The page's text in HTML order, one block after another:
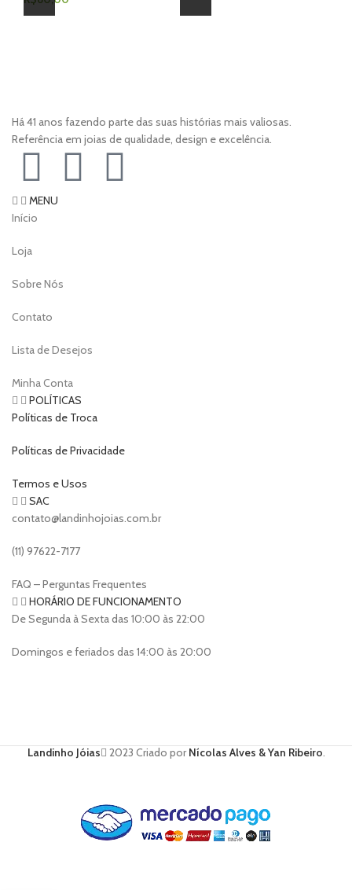
Há 41 anos fazendo parte das suas histórias mais valiosas.
Referência em joias de qualidade, design e excelência.
MENU
Início
Loja
Sobre Nós
Contato
Lista de Desejos
Minha Conta
POLÍTICAS
Políticas de Troca
Políticas de Privacidade
Termos e Usos
SAC
contato@landinhojoias.com.br
(11) 97622-7177
FAQ – Perguntas Frequentes
HORÁRIO DE FUNCIONAMENTO
De Segunda à Sexta das 10:00 às 22:00
Domingos e feriados das 14:00 às 20:00
Landinho Jóias 2023 Criado porNícolas Alves & Yan Ribeiro.